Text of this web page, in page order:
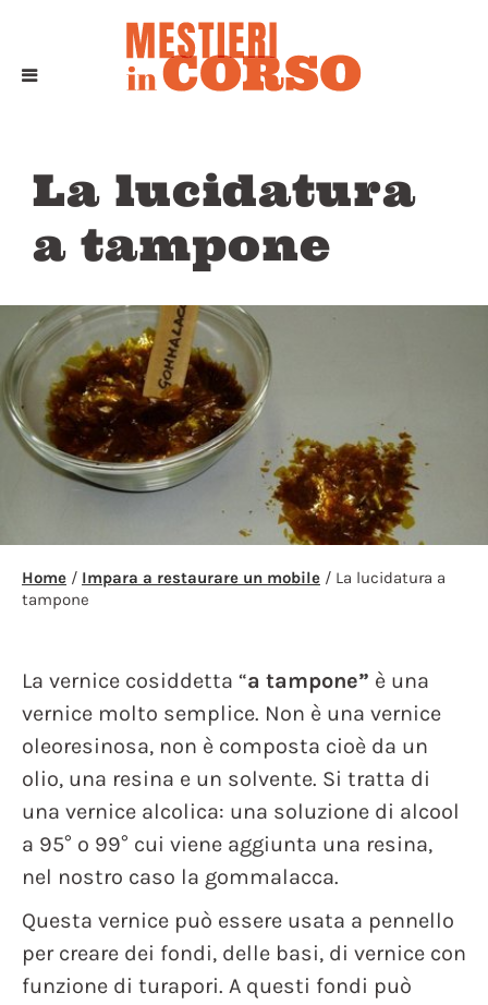
La lucidatura
a tampone
Home / Impara a restaurare un mobile / La lucidatura a
tampone
La vernice cosiddetta “a tampone” è una
vernice molto semplice. Non è una vernice
oleoresinosa, non è composta cioè da un
olio, una resina e un solvente. Si tratta di
una vernice alcolica: una soluzione di alcool
a 95° o 99° cui viene aggiunta una resina,
nel nostro caso la gommalacca.
Questa vernice può essere usata a pennello
per creare dei fondi, delle basi, di vernice con
funzione di turapori. A questi fondi può